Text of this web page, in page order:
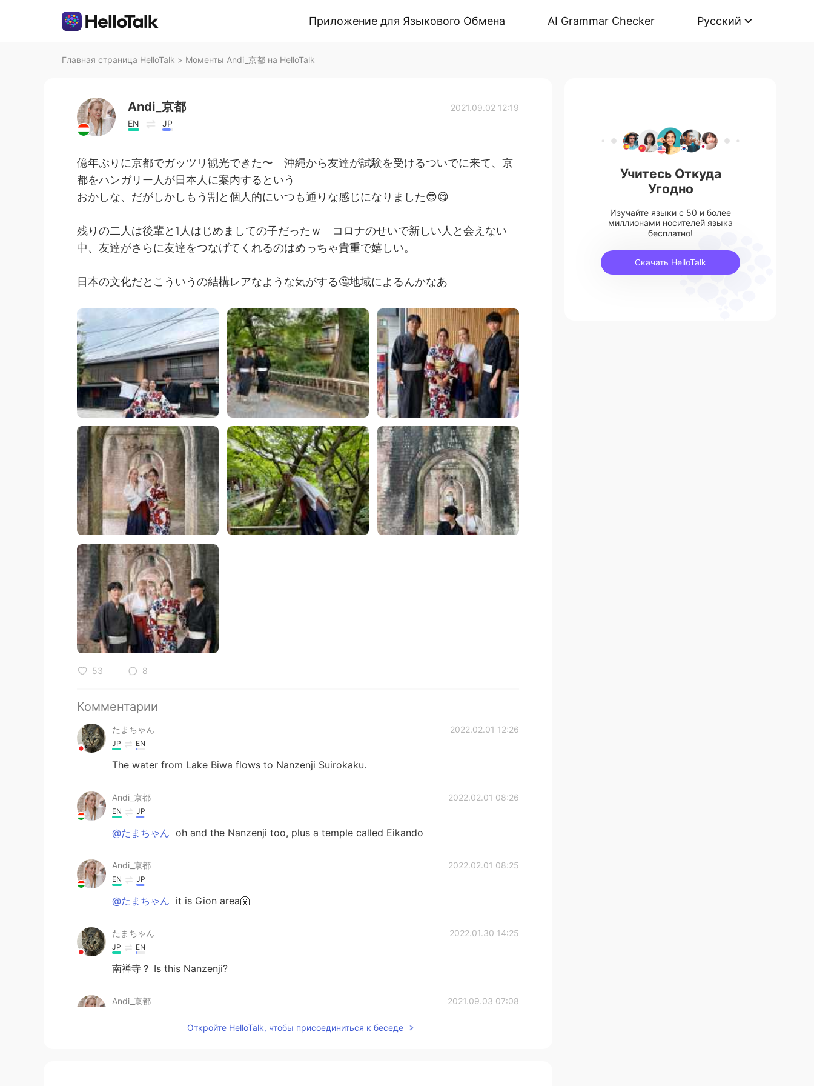
Приложение для Языкового Обмена AI Grammar Checker Русский
Главная страница HelloTalk > Моменты Andi_京都 на HelloTalk
Andi_京都
EN JP
2021.09.02 12:19
億年ぶりに京都でガッツリ観光できた〜 沖縄から友達が試験を受けるついでに来て、京
都をハンガリー人が日本人に案内するという
おかしな、だがしかしもう割と個人的にいつも通りな感じになりました😎😋
残りの二人は後輩と1人はじめましての子だったｗ コロナのせいで新しい人と会えない
中、友達がさらに友達をつなげてくれるのはめっちゃ貴重で嬉しい。
日本の文化だとこういうの結構レアなような気がする🤔地域によるんかなあ
53 8
Комментарии
たまちゃん 2022.02.01 12:26
JP EN
The water from Lake Biwa flows to Nanzenji Suirokaku.
Andi_京都 2022.02.01 08:26
EN JP
@たまちゃん oh and the Nanzenji too, plus a temple called Eikando
Andi_京都 2022.02.01 08:25
EN JP
@たまちゃん it is Gion area🤗
たまちゃん 2022.01.30 14:25
JP EN
南禅寺？ Is this Nanzenji?
Andi_京都 2021.09.03 07:08
Откройте HelloTalk, чтобы присоединиться к беседе
Учитесь Откуда
Угодно
Изучайте языки с 50 и более
миллионами носителей языка
бесплатно!
Скачать HelloTalk